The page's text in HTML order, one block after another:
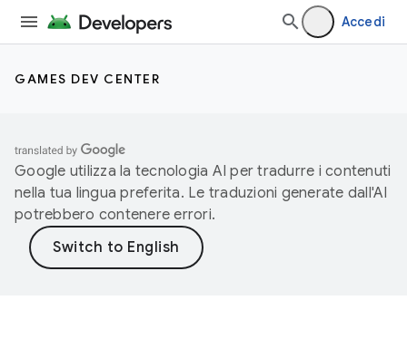
Accedi
GAMES DEV CENTER
Google utilizza la tecnologia AI per tradurre i contenuti
nella tua lingua preferita. Le traduzioni generate dall'AI
potrebbero contenere errori.